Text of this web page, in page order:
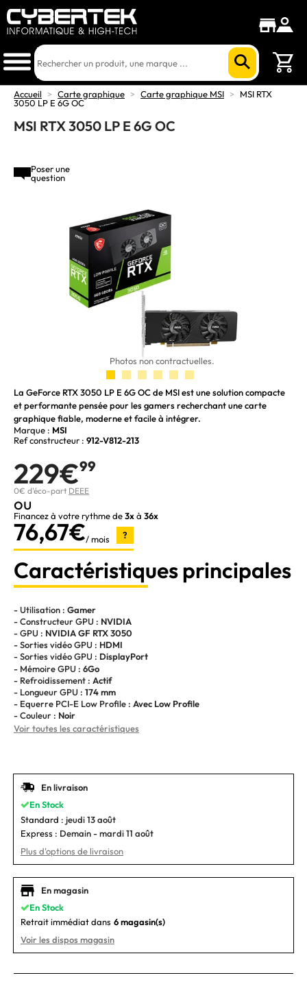
Accueil > Carte graphique > Carte graphique MSI >
MSI RTX
3050 LP E 6G OC
MSI RTX 3050 LP E 6G OC
Poser une
question
Photos non contractuelles.
La GeForce RTX 3050 LP E 6G OC de MSI est une solution compacte
et performante pensée pour les gamers recherchant une carte
graphique fiable, moderne et facile à intégrer.
Marque : MSI
Ref constructeur : 912-V812-213
229€99
0€ d'éco-part DEEE
ou
Financez à votre rythme de3xà 36x
76,67€/ mois ?
Caractéristiques principales
- Utilisation : Gamer
- Constructeur GPU : NVIDIA
- GPU : NVIDIA GF RTX 3050
- Sorties vidéo GPU : HDMI
- Sorties vidéo GPU : DisplayPort
- Mémoire GPU : 6Go
- Refroidissement : Actif
- Longueur GPU : 174 mm
- Equerre PCI-E Low Profile : Avec Low Profile
- Couleur : Noir
Voir toutes les caractéristiques
En livraison
En Stock
Standard : jeudi 13 août
Express : Demain - mardi 11 août
Plus d'options de livraison
En magasin
En Stock
Retrait immédiat dans 6 magasin(s)
Voir les dispos magasin